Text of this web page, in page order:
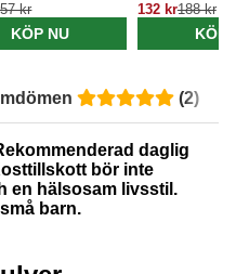
kr
KÖP NU
132 kr188 kr
KÖP
(2)
daglig
bör inte
en hälsosam livsstil.
barn.